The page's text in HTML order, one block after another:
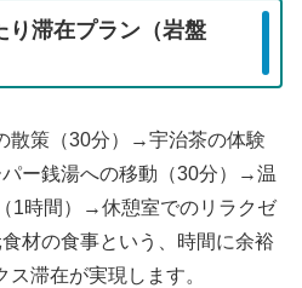
り滞在プラン（岩盤
散策（30分）→宇治茶の体験
ー銭湯への移動（30分）→温
1時間）→休憩室でのリラクゼ
材の食事という、時間に余裕
滞在が実現します。